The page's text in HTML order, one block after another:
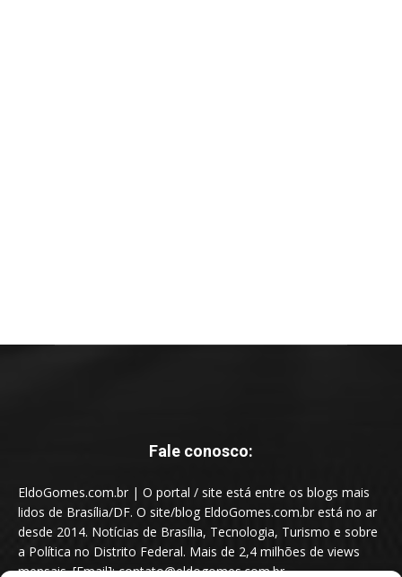
Fale conosco:
EldoGomes.com.br | O portal / site está entre os blogs mais
lidos de Brasília/DF. O site/blog EldoGomes.com.br está no ar
desde 2014. Notícias de Brasília, Tecnologia, Turismo e sobre
a Política no Distrito Federal. Mais de 2,4 milhões de views
mensais. [Email]: contato@eldogomes.com.br